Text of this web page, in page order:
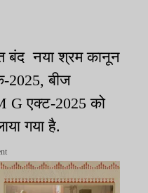
बंद नया श्रम कानून
2025, बीज
G एक्ट-2025 को
गया है.